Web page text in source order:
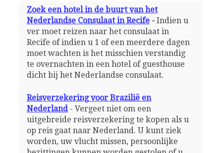
Zoek een hotel in de buurt van het
Nederlandse Consulaat in Recife- Indien u
ver moet reizen naar het consulaat in
Recife of indien u 1 of een meerdere dagen
moet wachten is het misschien verstandig
te overnachten in een hotel of guesthouse
dicht bij het Nederlandse consulaat.
Reisverzekering voor Brazilië en
Nederland- Vergeet niet om een
uitgebreide reisverzekering te kopen als u
op reis gaat naar Nederland. U kunt ziek
worden, uw vlucht missen, persoonlijke